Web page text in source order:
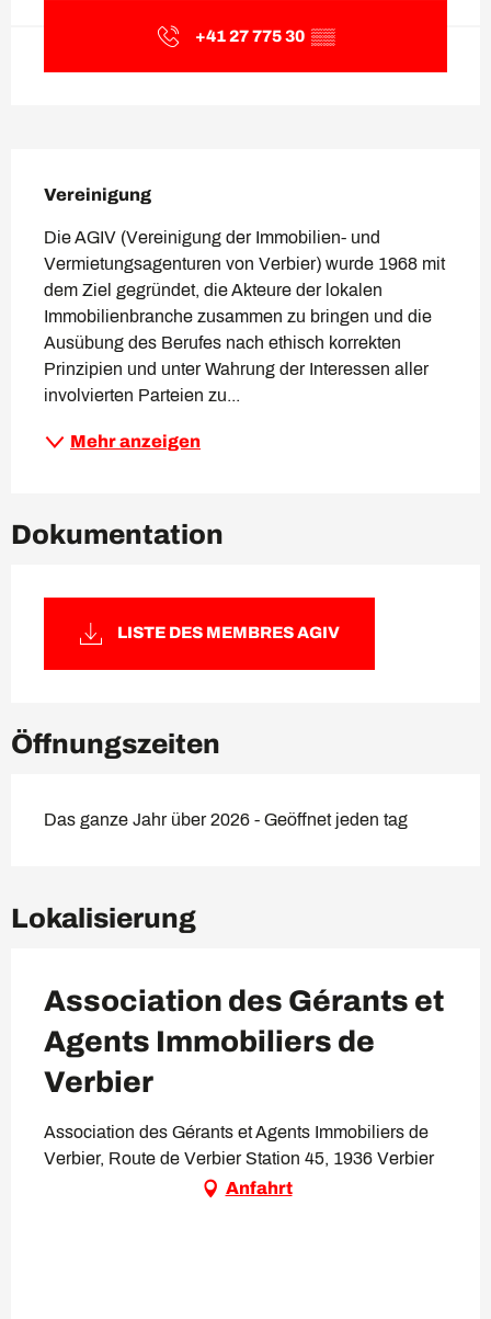
+41 27 775 30 ▒▒
Vereinigung
Die AGIV (Vereinigung der Immobilien- und
Vermietungsagenturen von Verbier) wurde 1968 mit
dem Ziel gegründet, die Akteure der lokalen
Immobilienbranche zusammen zu bringen und die
Ausübung des Berufes nach ethisch korrekten
Prinzipien und unter Wahrung der Interessen aller
involvierten Parteien zu...
Mehr anzeigen
Dokumentation
LISTE DES MEMBRES AGIV
Öffnungszeiten
Das ganze Jahr über 2026 - Geöffnet jeden tag
Lokalisierung
Association des Gérants et
Agents Immobiliers de
Verbier
Association des Gérants et Agents Immobiliers de
Verbier, Route de Verbier Station 45, 1936 Verbier
Anfahrt